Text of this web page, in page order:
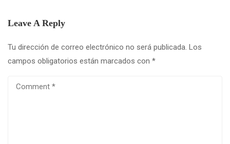
Leave A Reply
Tu dirección de correo electrónico no será publicada. Los
campos obligatorios están marcados con *